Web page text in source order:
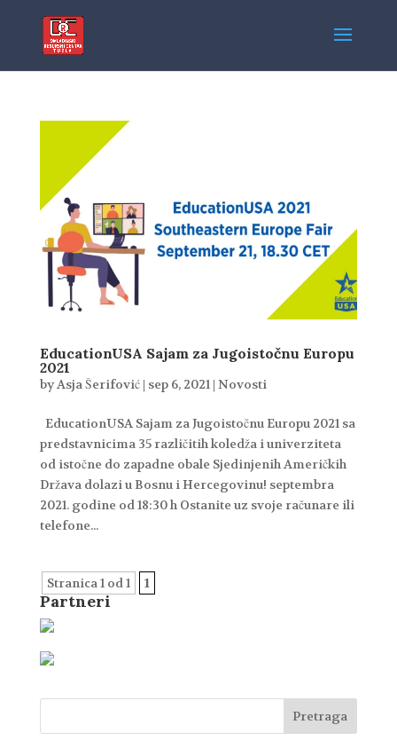
EducationUSA Sajam za Jugoistočnu Europu
2021
byAsja Šerifović| sep 6, 2021| Novosti
EducationUSA Sajam za Jugoistočnu Europu 2021 sa
predstavnicima 35 različitih koledža i univerziteta
od istočne do zapadne obale Sjedinjenih Američkih
Država dolazi u Bosnu i Hercegovinu! septembra
2021. godine od 18:30 h Ostanite uz svoje računare ili
telefone...
Stranica 1 od 1 1
Partneri